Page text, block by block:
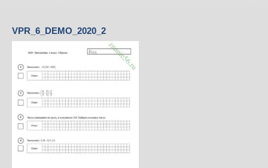
VPR_6_DEMO_2020_2